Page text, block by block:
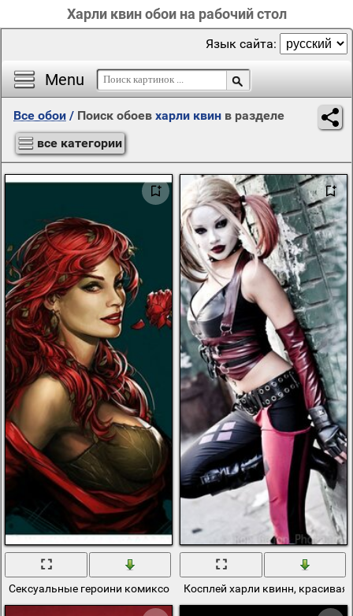
Харли квин обои на рабочий стол
Menu
Язык сайта:
Все обои / Поиск обоев харли квин в разделе
все категории
Сексуальные героини комиксов Харли Квин, Ядовитый Плющ и
Косплей харли квинн, красивая